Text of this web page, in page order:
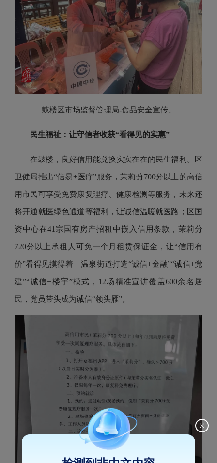
鼓楼区市场监督管理局-食品安全宣传。
民生福祉：让守信者收获“看得见的实惠”
在鼓楼，良好信用能兑换实实在在的民生福利。区
卫健局推出“信易+医疗”服务，茉莉分700分以上的高信
用市民可享受免费康复理疗、健康检测等服务，未来还
将开通就医绿色通道等福利，让诚信温暖就医路；区国
资中心在41宗国有房产招租中嵌入信用条款，茉莉分
720分以上承租人可免一个月租赁保证金，让“信用有
价”看得见摸得着；温泉街道打造“诚信+金融”“诚信+党
建”“诚信+楼宇”模式，12场精准宣讲覆盖600余名居
民，党员带头成为诚信“领头雁”。